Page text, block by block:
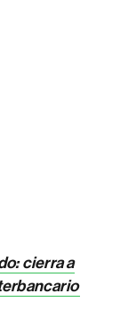
cierra a